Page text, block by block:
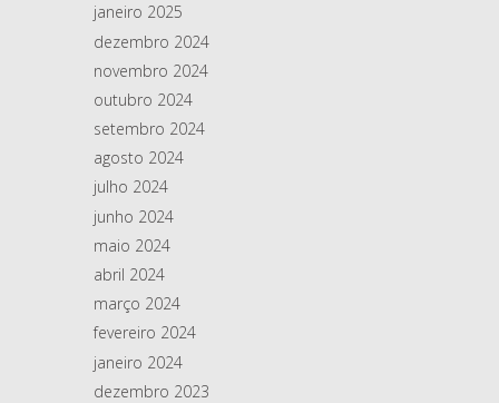
janeiro 2025
dezembro 2024
novembro 2024
outubro 2024
setembro 2024
agosto 2024
julho 2024
junho 2024
maio 2024
abril 2024
março 2024
fevereiro 2024
janeiro 2024
dezembro 2023